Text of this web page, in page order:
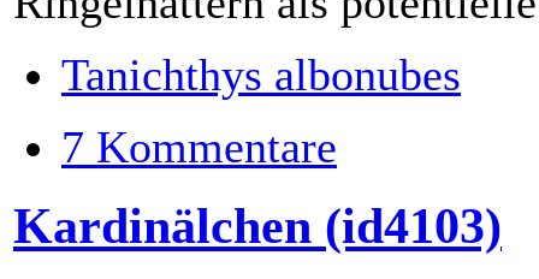
Tanichthys albonubes
7 Kommentare
Kardinälchen (id4103)